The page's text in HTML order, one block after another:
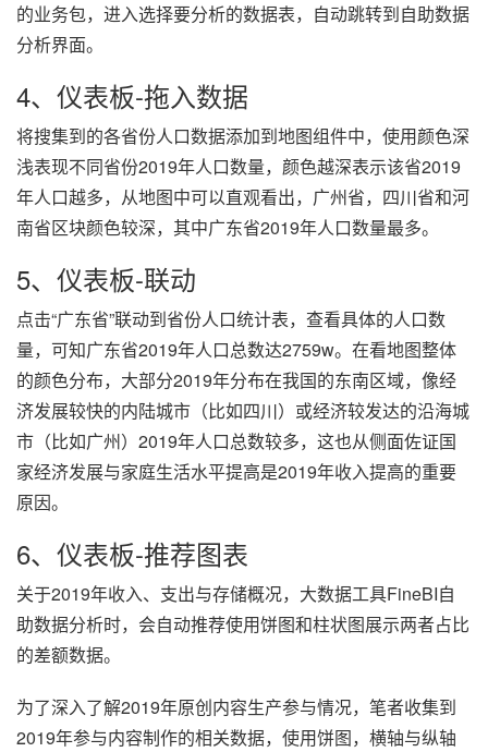
的业务包，进入选择要分析的数据表，自动跳转到自助数据
分析界面。
4、仪表板-拖入数据
将搜集到的各省份人口数据添加到地图组件中，使用颜色深
浅表现不同省份2019年人口数量，颜色越深表示该省2019
年人口越多，从地图中可以直观看出，广州省，四川省和河
南省区块颜色较深，其中广东省2019年人口数量最多。
5、仪表板-联动
点击“广东省”联动到省份人口统计表，查看具体的人口数
量，可知广东省2019年人口总数达2759w。在看地图整体
的颜色分布，大部分2019年分布在我国的东南区域，像经
济发展较快的内陆城市（比如四川）或经济较发达的沿海城
市（比如广州）2019年人口总数较多，这也从侧面佐证国
家经济发展与家庭生活水平提高是2019年收入提高的重要
原因。
6、仪表板-推荐图表
关于2019年收入、支出与存储概况，大数据工具FineBI自
助数据分析时，会自动推荐使用饼图和柱状图展示两者占比
的差额数据。
为了深入了解2019年原创内容生产参与情况，笔者收集到
2019年参与内容制作的相关数据，使用饼图，横轴与纵轴